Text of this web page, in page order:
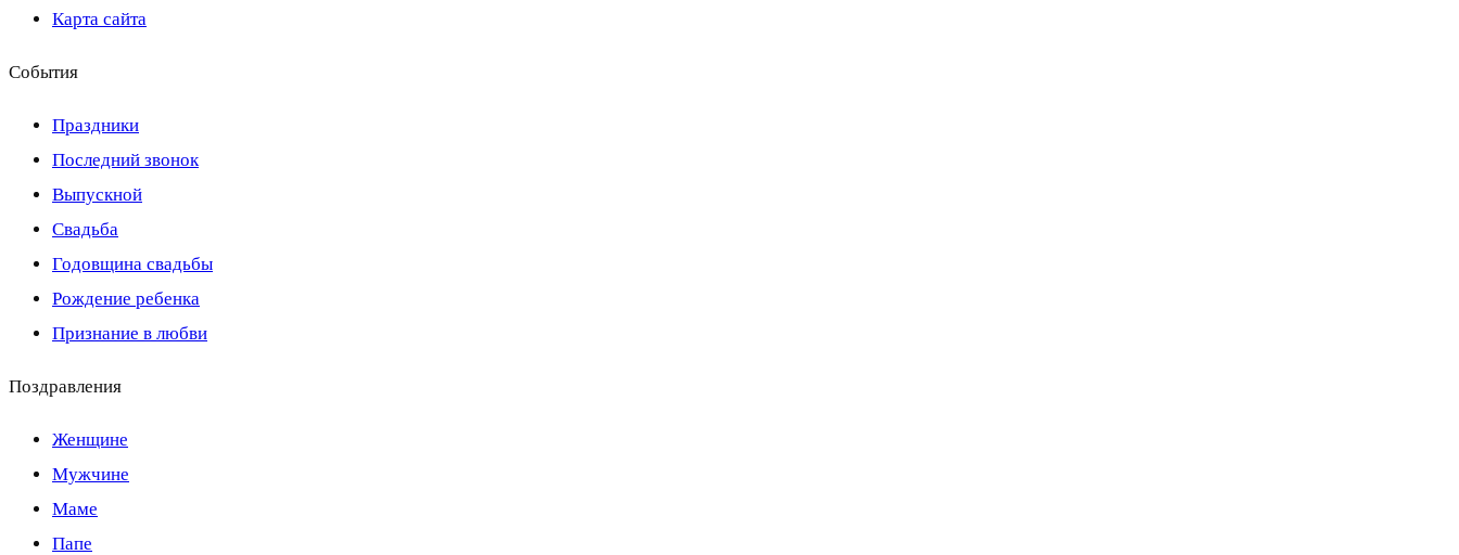
Карта сайта
События
Праздники
Последний звонок
Выпускной
Свадьба
Годовщина свадьбы
Рождение ребенка
Признание в любви
Поздравления
Женщине
Мужчине
Маме
Папе